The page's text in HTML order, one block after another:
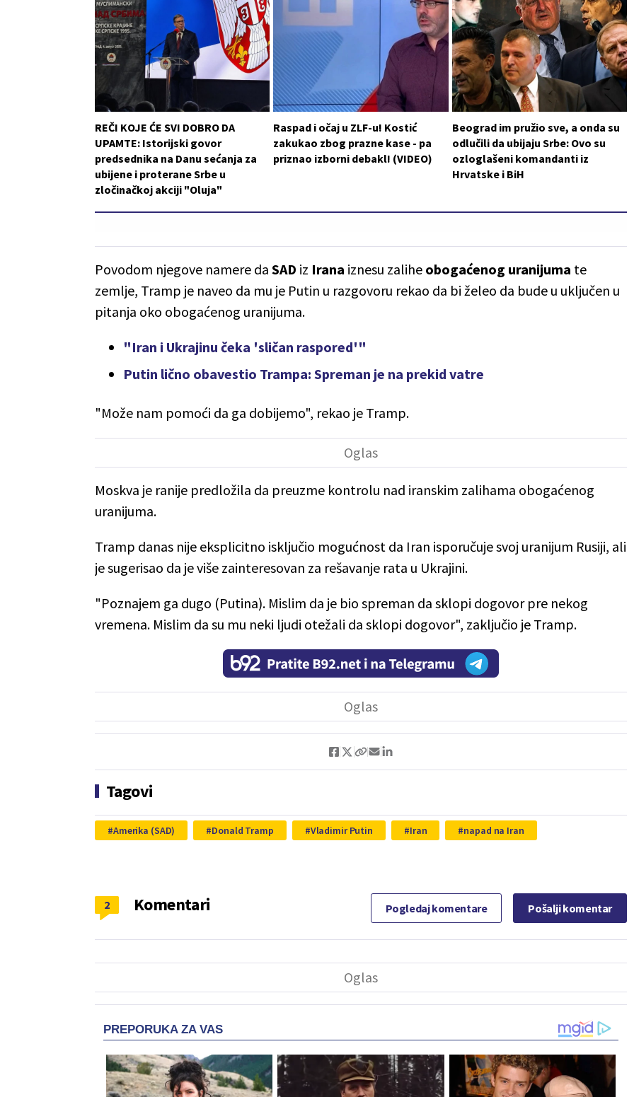
REČI KOJE ĆE SVI DOBRO DA
UPAMTE: Istorijski govor
predsednika na Danu sećanja za
ubijene i proterane Srbe u
zločinačkoj akciji "Oluja"
Raspad i očaj u ZLF-u! Kostić
zakukao zbog prazne kase - pa
priznao izborni debakl! (VIDEO)
Beograd im pružio sve, a onda su
odlučili da ubijaju Srbe: Ovo su
ozloglašeni komandanti iz
Hrvatske i BiH
Povodom njegove namere da SAD iz Irana iznesu zalihe obogaćenog uranijuma te
zemlje, Tramp je naveo da mu je Putin u razgovoru rekao da bi želeo da bude u uključen u
pitanja oko obogaćenog uranijuma.
"Iran i Ukrajinu čeka 'sličan raspored'"
Putin lično obavestio Trampa: Spreman je na prekid vatre
"Može nam pomoći da ga dobijemo", rekao je Tramp.
Moskva je ranije predložila da preuzme kontrolu nad iranskim zalihama obogaćenog
uranijuma.
Tramp danas nije eksplicitno isključio mogućnost da Iran isporučuje svoj uranijum Rusiji, ali
je sugerisao da je više zainteresovan za rešavanje rata u Ukrajini.
"Poznajem ga dugo (Putina). Mislim da je bio spreman da sklopi dogovor pre nekog
vremena. Mislim da su mu neki ljudi otežali da sklopi dogovor", zaključio je Tramp.
Tagovi
Amerika (SAD) Donald Tramp Vladimir Putin Iran napad na Iran
Komentari
2 Pogledaj komentare Pošalji komentar
PREPORUKA ZA VAS